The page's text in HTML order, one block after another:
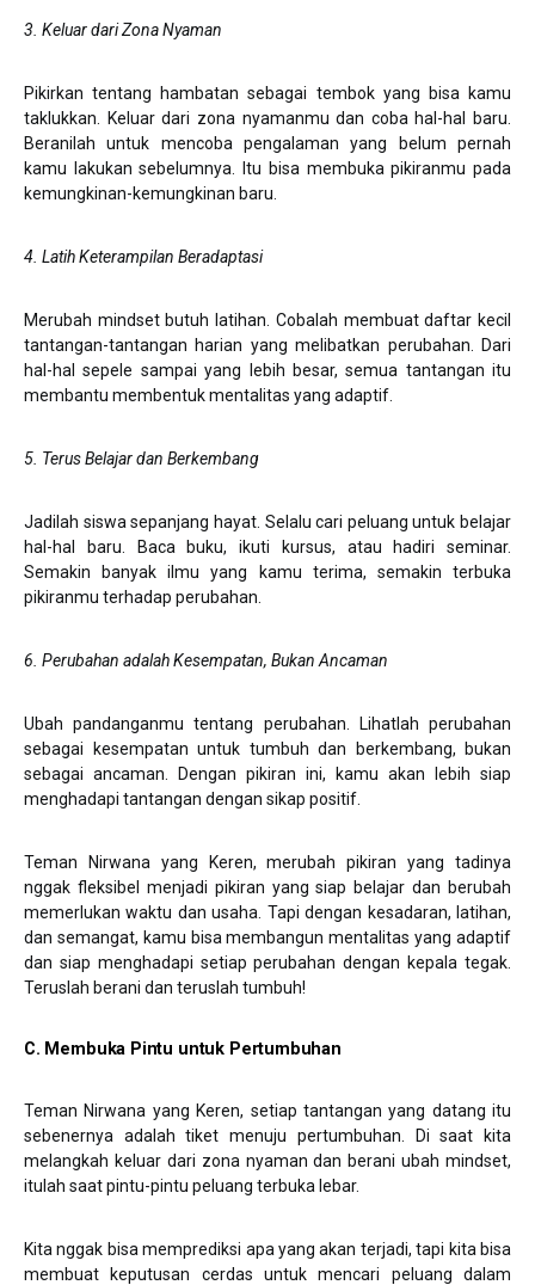
3. Keluar dari Zona Nyaman
Pikirkan tentang hambatan sebagai tembok yang bisa kamu
taklukkan. Keluar dari zona nyamanmu dan coba hal-hal baru.
Beranilah untuk mencoba pengalaman yang belum pernah
kamu lakukan sebelumnya. Itu bisa membuka pikiranmu pada
kemungkinan-kemungkinan baru.
4. Latih Keterampilan Beradaptasi
Merubah mindset butuh latihan. Cobalah membuat daftar kecil
tantangan-tantangan harian yang melibatkan perubahan. Dari
hal-hal sepele sampai yang lebih besar, semua tantangan itu
membantu membentuk mentalitas yang adaptif.
5. Terus Belajar dan Berkembang
Jadilah siswa sepanjang hayat. Selalu cari peluang untuk belajar
hal-hal baru. Baca buku, ikuti kursus, atau hadiri seminar.
Semakin banyak ilmu yang kamu terima, semakin terbuka
pikiranmu terhadap perubahan.
6. Perubahan adalah Kesempatan, Bukan Ancaman
Ubah pandanganmu tentang perubahan. Lihatlah perubahan
sebagai kesempatan untuk tumbuh dan berkembang, bukan
sebagai ancaman. Dengan pikiran ini, kamu akan lebih siap
menghadapi tantangan dengan sikap positif.
Teman Nirwana yang Keren, merubah pikiran yang tadinya
nggak fleksibel menjadi pikiran yang siap belajar dan berubah
memerlukan waktu dan usaha. Tapi dengan kesadaran, latihan,
dan semangat, kamu bisa membangun mentalitas yang adaptif
dan siap menghadapi setiap perubahan dengan kepala tegak.
Teruslah berani dan teruslah tumbuh!
C. Membuka Pintu untuk Pertumbuhan
Teman Nirwana yang Keren, setiap tantangan yang datang itu
sebenernya adalah tiket menuju pertumbuhan. Di saat kita
melangkah keluar dari zona nyaman dan berani ubah mindset,
itulah saat pintu-pintu peluang terbuka lebar.
Kita nggak bisa memprediksi apa yang akan terjadi, tapi kita bisa
membuat keputusan cerdas untuk mencari peluang dalam